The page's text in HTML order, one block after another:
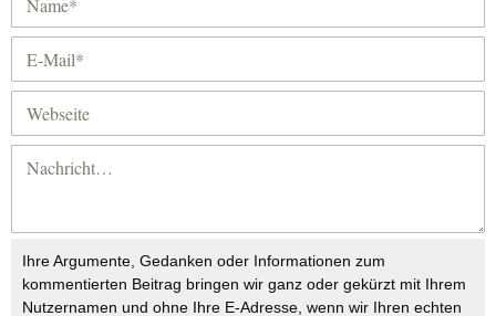
Ihre Argumente, Gedanken oder Informationen zum
kommentierten Beitrag bringen wir ganz oder gekürzt mit Ihrem
Nutzernamen und ohne Ihre E-Adresse, wenn wir Ihren echten